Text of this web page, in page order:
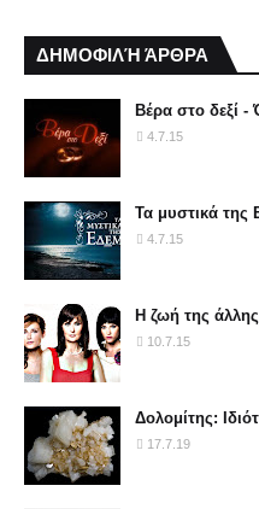
ΔΗΜΟΦΙΛΉ ΆΡΘΡΑ
Βέρα στο δεξί -
4.7.15
Τα μυστικά της
4.7.15
Η ζωή της
10.7.15
Δολομίτης:
17.7.19